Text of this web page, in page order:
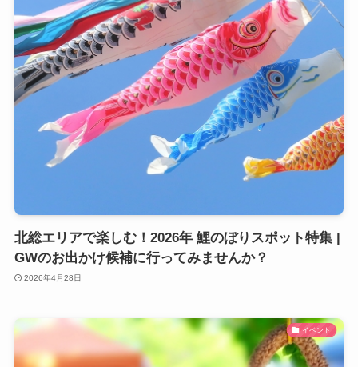
北総エリアで楽しむ！2026年 鯉のぼりスポット特集 |
GWのお出かけ候補に行ってみませんか？
2026年4月28日
イベント